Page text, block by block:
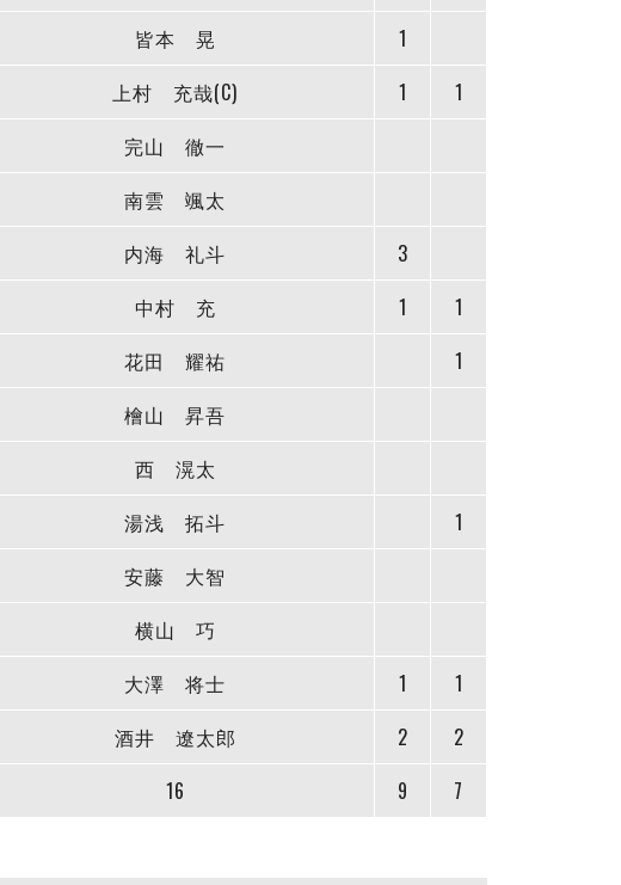
皆本 晃
1
上村 充哉(C) 1
1
完山 徹一
南雲 颯太
内海 礼斗
3
中村 充 1
1
花田 耀祐
1
檜山 昇吾
西 滉太
湯浅 拓斗
1
安藤 大智
横山 巧
大澤 将士 1
1
酒井 遼太郎 2
2
16 9 7